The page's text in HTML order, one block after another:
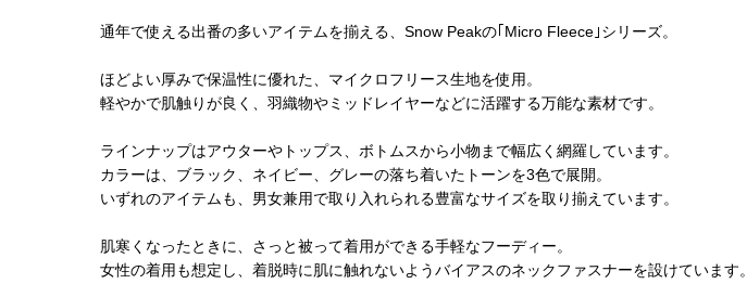
通年で使える出番の多いアイテムを揃える、Snow Peakの｢Micro Fleece｣シリーズ。
ほどよい厚みで保温性に優れた、マイクロフリース生地を使用。
軽やかで肌触りが良く、羽織物やミッドレイヤーなどに活躍する万能な素材です。
ラインナップはアウターやトップス、ボトムスから小物まで幅広く網羅しています。
カラーは、ブラック、ネイビー、グレーの落ち着いたトーンを3色で展開。
いずれのアイテムも、男女兼用で取り入れられる豊富なサイズを取り揃えています。
肌寒くなったときに、さっと被って着用ができる手軽なフーディー。
女性の着用も想定し、着脱時に肌に触れないようバイアスのネックファスナーを設けています。